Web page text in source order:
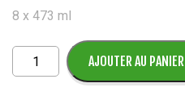
8 x 473 ml
quantité
de
AJOUTER AU PANIER